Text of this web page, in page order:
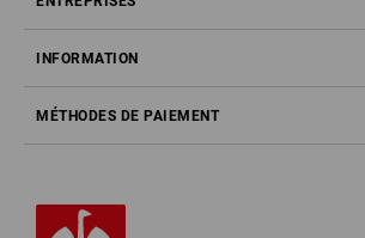
INFORMATION
MÉTHODES DE PAIEMENT